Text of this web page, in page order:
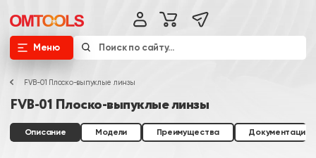
Меню
FVB-01 Плоско-выпуклые линзы
FVB-01 Плоско-выпуклые линзы
Описание Модели Преимущества Документация